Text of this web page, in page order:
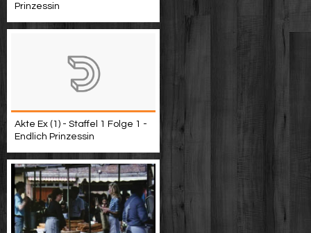
Prinzessin
Akte Ex (1) - Staffel 1 Folge 1 -
Endlich Prinzessin